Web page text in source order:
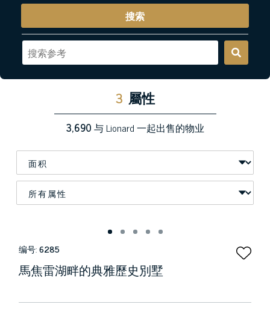
搜索
3 屬性
3,690与 Lionard 一起出售的物业
编号:6285
馬焦雷湖畔的典雅歷史別墅